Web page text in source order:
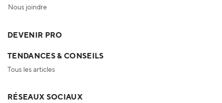
Nous joindre
DEVENIR PRO
TENDANCES & CONSEILS
Tous les articles
RÉSEAUX SOCIAUX